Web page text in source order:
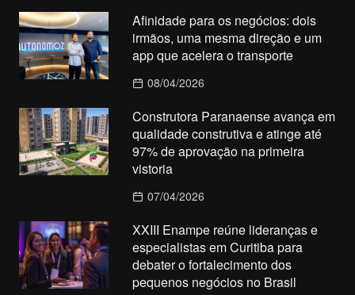
Afinidade para os negócios: dois
irmãos, uma mesma direção e um
app que acelera o transporte
08/04/2026
Construtora Paranaense avança em
qualidade construtiva e atinge até
97% de aprovação na primeira
vistoria
07/04/2026
XXIII Enampe reúne lideranças e
especialistas em Curitiba para
debater o fortalecimento dos
pequenos negócios no Brasil